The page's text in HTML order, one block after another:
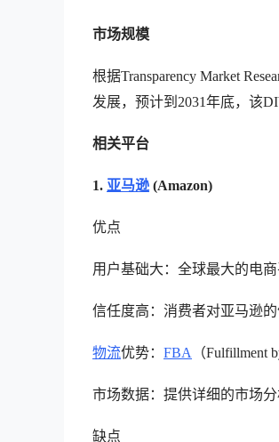
市场规模
根据Transparency Market
发展，预计到2031年底，该
相关平台
1. 亚马逊 (Amazon)
优点
用户基础大：全球最大的电
信任度高：消费者对亚马逊的
物流优势： FBA （Fulfillment
市场数据：提供详细的市场
缺点